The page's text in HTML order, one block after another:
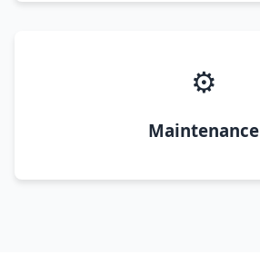
⚙️
Maintenance